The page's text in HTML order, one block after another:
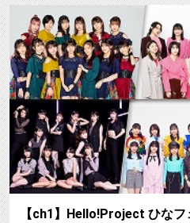
【ch1】Hello!Project ひな